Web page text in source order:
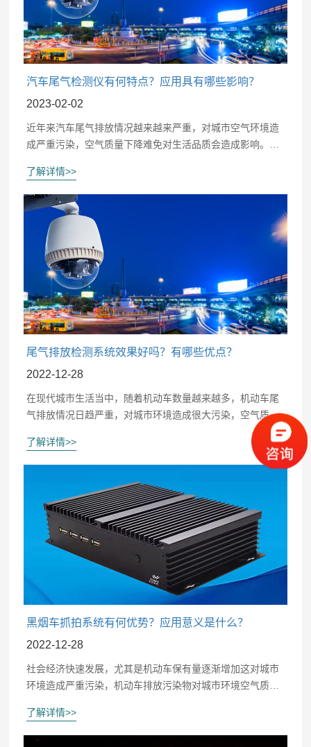
汽车尾气检测仪有何特点？应用具有哪些影响？
2023-02-02
近年来汽车尾气排放情况越来越来严重，对城市空气环境造
成严重污染，空气质量下降难免对生活品质会造成影响。为
行全面检测监控，这样就能对城市环境具有保护效果。
了解详情>>
尾气排放检测系统效果好吗？有哪些优点？
2022-12-28
在现代城市生活当中，随着机动车数量越来越多，机动车尾
气排放情况日趋严重，对城市环境造成很大污染，空气质量
大受影响。为了促进节能环保事业发展，同时能治理汽车尾
气排放，使用尾气排放检测系统非常关键。
了解详情>>
黑烟车抓拍系统有何优势？应用意义是什么？
2022-12-28
社会经济快速发展，尤其是机动车保有量逐渐增加这对城市
环境造成严重污染，机动车排放污染物对城市环境空气质量
城市环境，使用黑烟车抓拍系统具有重要意义。
了解详情>>